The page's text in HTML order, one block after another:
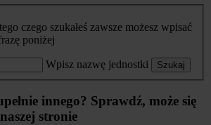
czego szukałeś zawsze możesz wpisać
poniżej
Wpisz nazwę jednostki Szukaj
innego? Sprawdź, może się
stronie